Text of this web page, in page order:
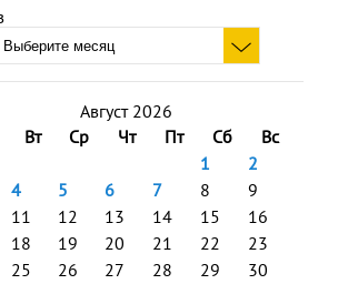
Август 2026
Вт Ср Чт Пт Сб
Вс
1
2
4 5 6 7 8
9
11 12 13 14 15
16
18 19 20 21 22
23
25 26 27 28 29
30